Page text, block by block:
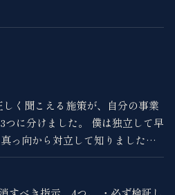
く聞こえる施策が、自分の事業
つに分けました。 僕は独立して早
っ向から対立して知りました。
しだけで決めています。